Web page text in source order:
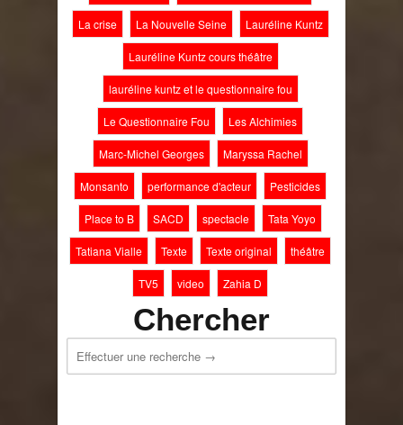
La crise La Nouvelle Seine Lauréline Kuntz
Lauréline Kuntz cours théâtre
lauréline kuntz et le questionnaire fou
Le Questionnaire Fou Les Alchimies
Marc-Michel Georges Maryssa Rachel
Monsanto performance d'acteur Pesticides
Place to B SACD spectacle Tata Yoyo
Tatiana Vialle Texte Texte original théâtre
TV5 video Zahia D
Chercher